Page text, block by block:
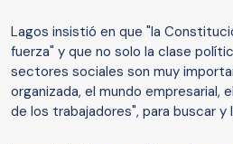
Lagos insistió en que "la
fuerza" y que no solo la clase
sectores sociales son muy
organizada, el mundo empresarial,
de los trabajadores", para buscar y